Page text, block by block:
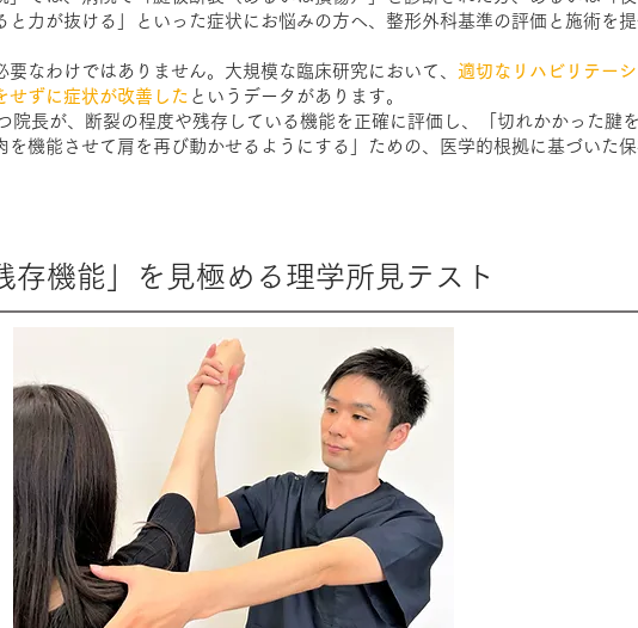
と力が抜ける」といった症状にお悩みの方へ、整形外科基準の評価と施術を
なわけではありません。大規模な臨床研究において、 適切なリハビリテー
せずに症状が改善した というデータがあります。
院長が、断裂の程度や残存している機能を正確に評価し、「切れかかった腱を
を機能させて肩を再び動かせるようにする」ための、医学的根拠に基づいた
存機能」を見極める理学所見テスト